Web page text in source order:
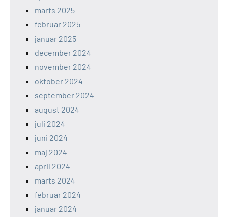
marts 2025
februar 2025
januar 2025
december 2024
november 2024
oktober 2024
september 2024
august 2024
juli 2024
juni 2024
maj 2024
april 2024
marts 2024
februar 2024
januar 2024